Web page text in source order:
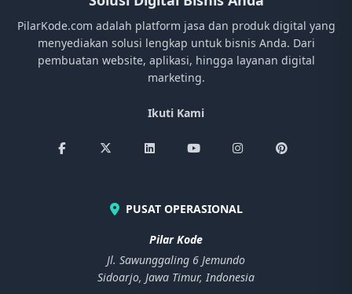
PilarKode.com adalah platform jasa dan produk digital yang
menyediakan solusi lengkap untuk bisnis Anda. Dari
pembuatan website, aplikasi, hingga layanan digital
marketing.
Ikuti Kami
PUSAT OPERASIONAL
Pilar Kode
Jl. Sawunggaling 6 Jemundo
Sidoarjo, Jawa Timur, Indonesia